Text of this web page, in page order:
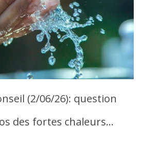
(2/06/26): question
des fortes chaleurs…